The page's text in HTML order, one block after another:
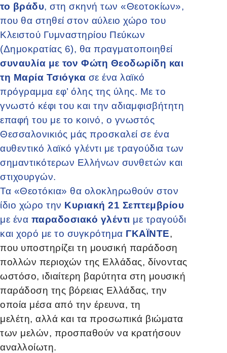
το βράδυ, στη σκηνή των «Θεοτοκίων»,
που θα στηθεί στον αύλειο χώρο του
Κλειστού Γυμναστηρίου Πεύκων
(Δημοκρατίας 6), θα πραγματοποιηθεί
συναυλία με τον Φώτη Θεοδωρίδη και
τη Μαρία Τσιόγκα σε ένα λαϊκό
πρόγραμμα εφ’ όλης της ύλης. Με το
γνωστό κέφι του και την αδιαμφισβήτητη
επαφή του με το κοινό, ο γνωστός
Θεσσαλονικιός μάς προσκαλεί σε ένα
αυθεντικό λαϊκό γλέντι με τραγούδια των
σημαντικότερων Ελλήνων συνθετών και
στιχουργών.
Τα «Θεοτόκια» θα ολοκληρωθούν στον
ίδιο χώρο την Κυριακή 21 Σεπτεμβρίου
με ένα παραδοσιακό γλέντι με τραγούδι
και χορό με το συγκρότημα ΓΚΑΪΝΤΕ,
που υποστηρίζει τη μουσική παράδοση
πολλών περιοχών της Ελλάδας, δίνοντας
ωστόσο, ιδιαίτερη βαρύτητα στη μουσική
παράδοση της βόρειας Ελλάδας, την
οποία μέσα από την έρευνα, τη
μελέτη, αλλά και τα προσωπικά βιώματα
των μελών, προσπαθούν να κρατήσουν
αναλλοίωτη.